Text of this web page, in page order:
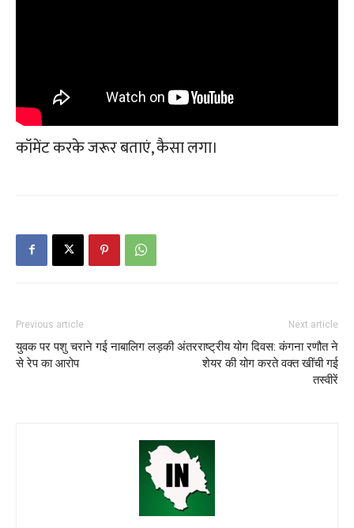
कॉमेंट करके जरूर बताएं, कैसा लगा।
Previous article
युवक पर पशु चराने गई नाबालिग लड़की
से रेप का आरोप
Next article
अंतरराष्ट्रीय योग दिवस: कंगना रणौत ने
शेयर की योग करते वक्त खींची गई
तस्वीरें